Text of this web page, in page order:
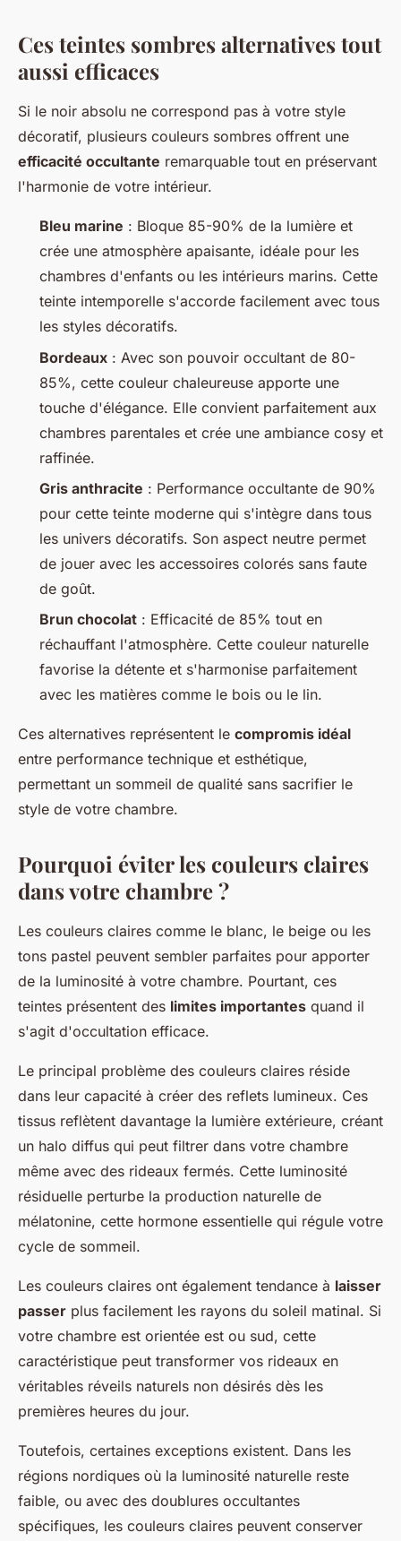
Ces teintes sombres alternatives tout
aussi efficaces
Si le noir absolu ne correspond pas à votre style
décoratif, plusieurs couleurs sombres offrent une
efficacité occultante remarquable tout en préservant
l'harmonie de votre intérieur.
Bleu marine : Bloque 85-90% de la lumière et
crée une atmosphère apaisante, idéale pour les
chambres d'enfants ou les intérieurs marins. Cette
teinte intemporelle s'accorde facilement avec tous
les styles décoratifs.
Bordeaux : Avec son pouvoir occultant de 80-
85%, cette couleur chaleureuse apporte une
touche d'élégance. Elle convient parfaitement aux
chambres parentales et crée une ambiance cosy et
raffinée.
Gris anthracite : Performance occultante de 90%
pour cette teinte moderne qui s'intègre dans tous
les univers décoratifs. Son aspect neutre permet
de jouer avec les accessoires colorés sans faute
de goût.
Brun chocolat : Efficacité de 85% tout en
réchauffant l'atmosphère. Cette couleur naturelle
favorise la détente et s'harmonise parfaitement
avec les matières comme le bois ou le lin.
Ces alternatives représentent le compromis idéal
entre performance technique et esthétique,
permettant un sommeil de qualité sans sacrifier le
style de votre chambre.
Pourquoi éviter les couleurs claires
dans votre chambre ?
Les couleurs claires comme le blanc, le beige ou les
tons pastel peuvent sembler parfaites pour apporter
de la luminosité à votre chambre. Pourtant, ces
teintes présentent des limites importantes quand il
s'agit d'occultation efficace.
Le principal problème des couleurs claires réside
dans leur capacité à créer des reflets lumineux. Ces
tissus reflètent davantage la lumière extérieure, créant
un halo diffus qui peut filtrer dans votre chambre
même avec des rideaux fermés. Cette luminosité
résiduelle perturbe la production naturelle de
mélatonine, cette hormone essentielle qui régule votre
cycle de sommeil.
Les couleurs claires ont également tendance à laisser
passer plus facilement les rayons du soleil matinal. Si
votre chambre est orientée est ou sud, cette
caractéristique peut transformer vos rideaux en
véritables réveils naturels non désirés dès les
premières heures du jour.
Toutefois, certaines exceptions existent. Dans les
régions nordiques où la luminosité naturelle reste
faible, ou avec des doublures occultantes
spécifiques, les couleurs claires peuvent conserver